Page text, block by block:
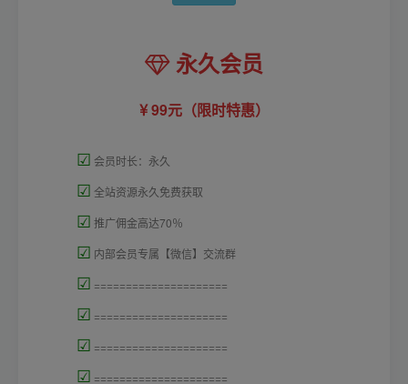
永久会员
99元（限时特惠）
☑ 会员时长：永久
☑ 全站资源永久免费获取
☑ 推广佣金高达70％
☑ 内部会员专属【微信】交流群
☑ =====================
☑ =====================
☑ =====================
☑ =====================